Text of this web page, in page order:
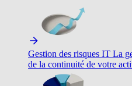
Gestion des risques IT La
de la continuité de votre